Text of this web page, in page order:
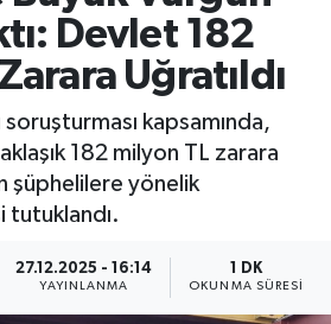
Devlet 182
Uğratıldı
soruşturması kapsamında,
182 milyon TL zarara
şüphelilere yönelik
tutuklandı.
27.12.2025 - 16:14
YAYINLANMA
1 DK
OKUNMA SÜRESI